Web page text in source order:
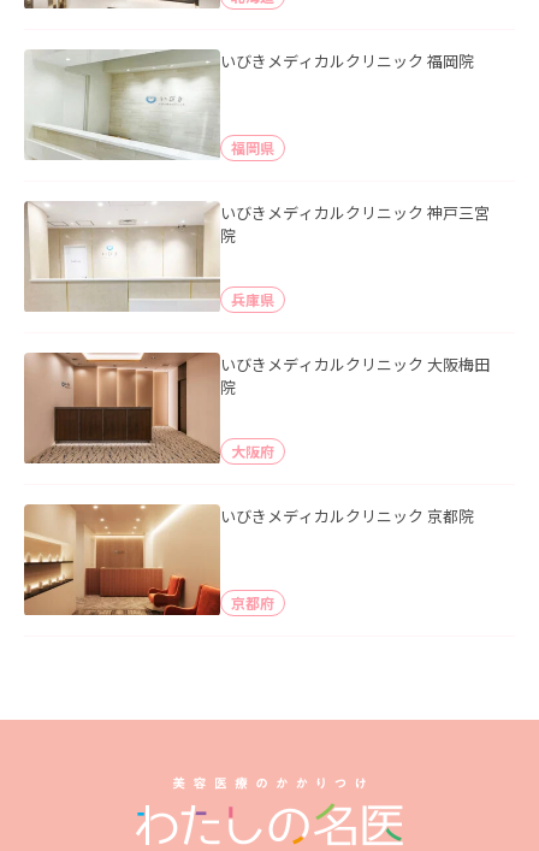
いびきメディカルクリニック 福岡院
福岡県
いびきメディカルクリニック 神戸三宮
院
兵庫県
いびきメディカルクリニック 大阪梅田
院
大阪府
いびきメディカルクリニック 京都院
京都府